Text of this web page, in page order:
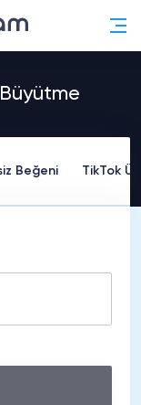
Beğeni TikTok